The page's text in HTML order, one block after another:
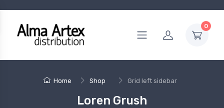
0
Home Shop Grid left sidebar
Loren Grush